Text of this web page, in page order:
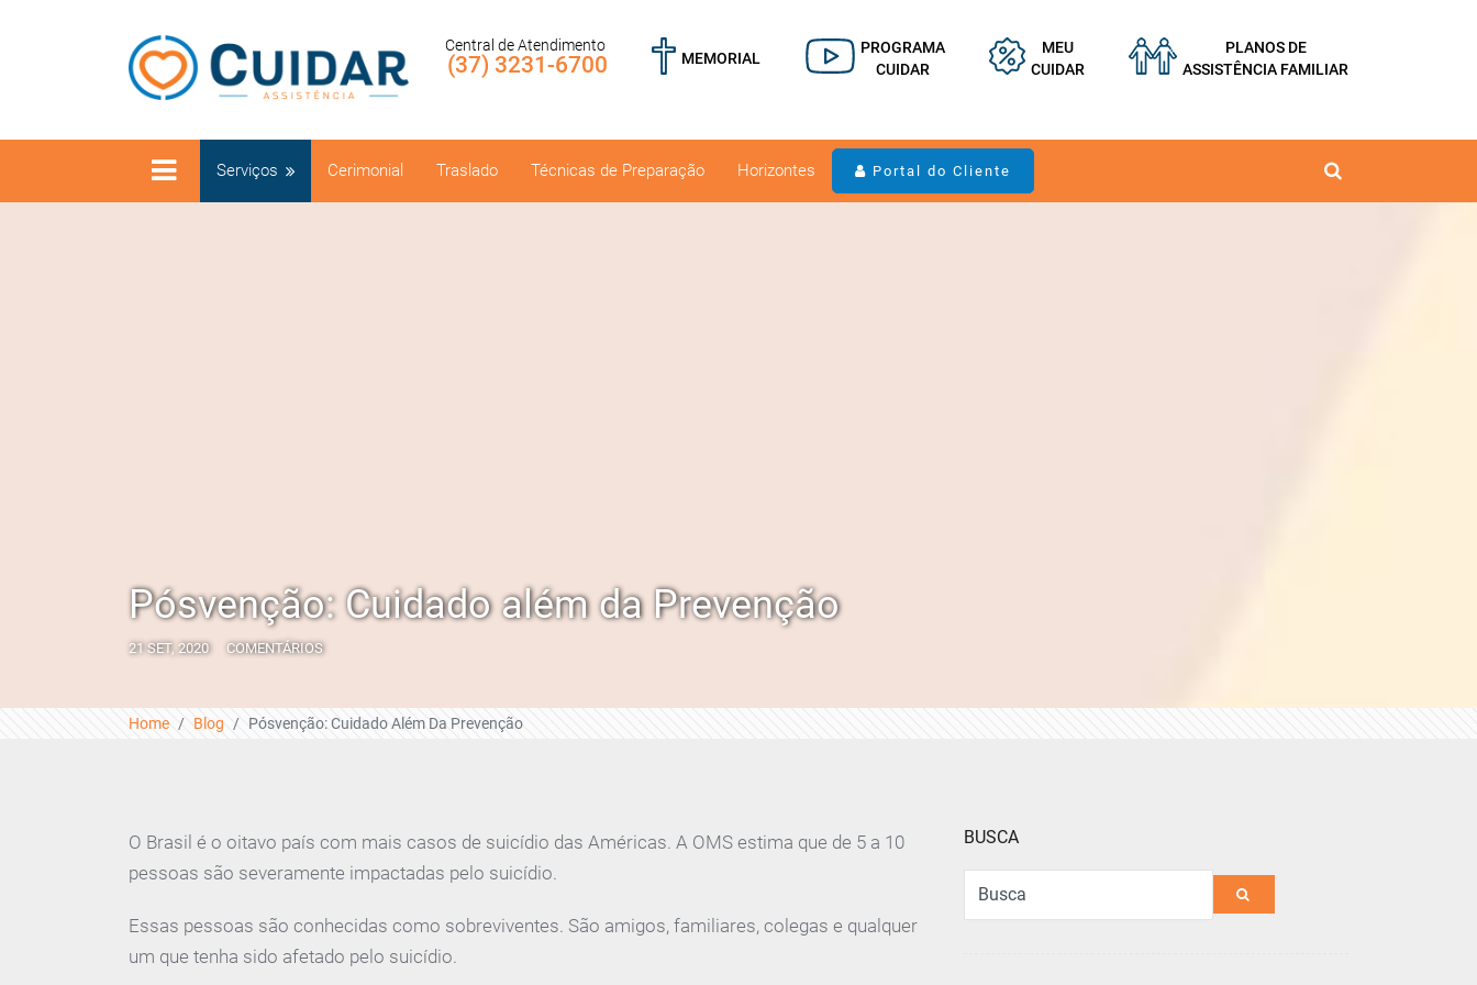
Central de Atendimento
(37) 3231-6700 MEMORIAL
PROGRAMA
CUIDAR
MEU
CUIDAR
PLANOS DE
ASSISTÊNCIA FAMILIAR
Serviços Cerimonial Traslado Técnicas de Preparação Horizontes Portal do Cliente
Pósvenção: Cuidado além da Prevenção
21 SET, 2020 COMENTÁRIOS
Home Blog Pósvenção: Cuidado Além Da Prevenção
O Brasil é o oitavo país com mais casos de suicídio das Américas. A OMS estima que de 5 a 10
pessoas são severamente impactadas pelo suicídio.
Essas pessoas são conhecidas como sobreviventes. São amigos, familiares, colegas e qualquer
um que tenha sido afetado pelo suicídio.
BUSCA
Busca